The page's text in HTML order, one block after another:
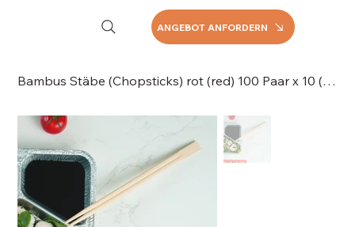
ANGEBOT ANFORDERN
Bambus Stäbe (Chopsticks) rot (red) 100 Paar x 10 (1.000 Stück), 066-750RT